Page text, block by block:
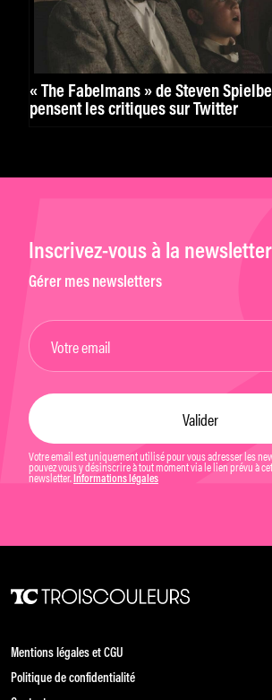
« The Fabelmans » de Steven
pensent les critiques sur Twitter
Inscrivez-vous à la newsletter
Gérer mes newsletters
Votre email est uniquement utilisé pour vous adresser les
pouvez vous y désinscrire à tout moment via le lien prévu à
newsletter. Informations légales
Mentions légales et CGU
Politique de confidentialité